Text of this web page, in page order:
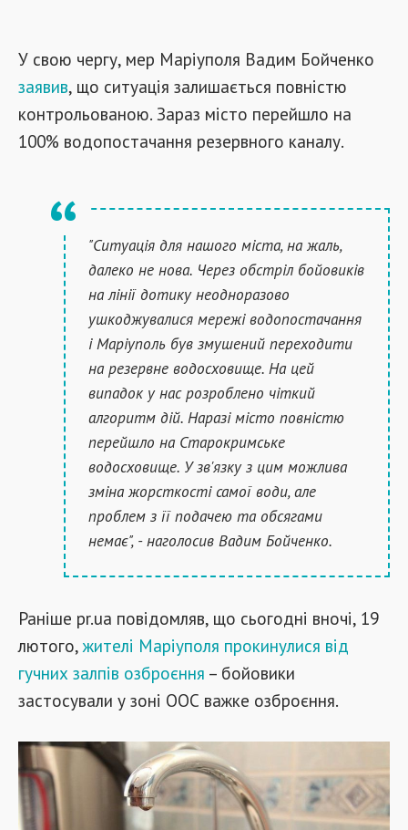
У свою чергу, мер Маріуполя Вадим Бойченко
заявив, що ситуація залишається повністю
контрольованою. Зараз місто перейшло на
100% водопостачання резервного каналу.
"Ситуація для нашого міста, на жаль,
далеко не нова. Через обстріл бойовиків
на лінії дотику неодноразово
ушкоджувалися мережі водопостачання
і Маріуполь був змушений переходити
на резервне водосховище. На цей
випадок у нас розроблено чіткий
алгоритм дій. Наразі місто повністю
перейшло на Старокримське
водосховище. У зв'язку з цим можлива
зміна жорсткості самої води, але
проблем з її подачею та обсягами
немає", - наголосив Вадим Бойченко.
Раніше pr.ua повідомляв, що сьогодні вночі, 19
лютого,жителі Маріуполя прокинулися від
гучних залпів озброєння – бойовики
застосували у зоні ООС важке озброєння.